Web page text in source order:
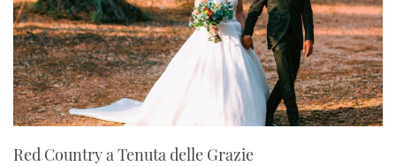
Red Country a Tenuta delle Grazie